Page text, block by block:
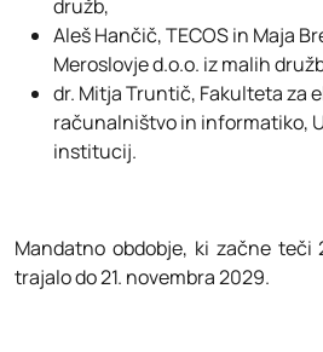
družb,
Aleš Hančič, TECOS in Maja
Meroslovje d.o.o. iz malih
dr. Mitja Truntič, Fakulteta za
računalništvo in informatiko,
institucij.
Mandatno obdobje, ki začne teči
trajalo do 21. novembra 2029.